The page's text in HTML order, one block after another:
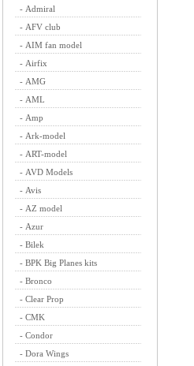
- Admiral
- AFV club
- AIM fan model
- Airfix
- AMG
- AML
- Amp
- Ark-model
- ART-model
- AVD Models
- Avis
- AZ model
- Azur
- Bilek
- BPK Big Planes kits
- Bronco
- Clear Prop
- CMK
- Condor
- Dora Wings